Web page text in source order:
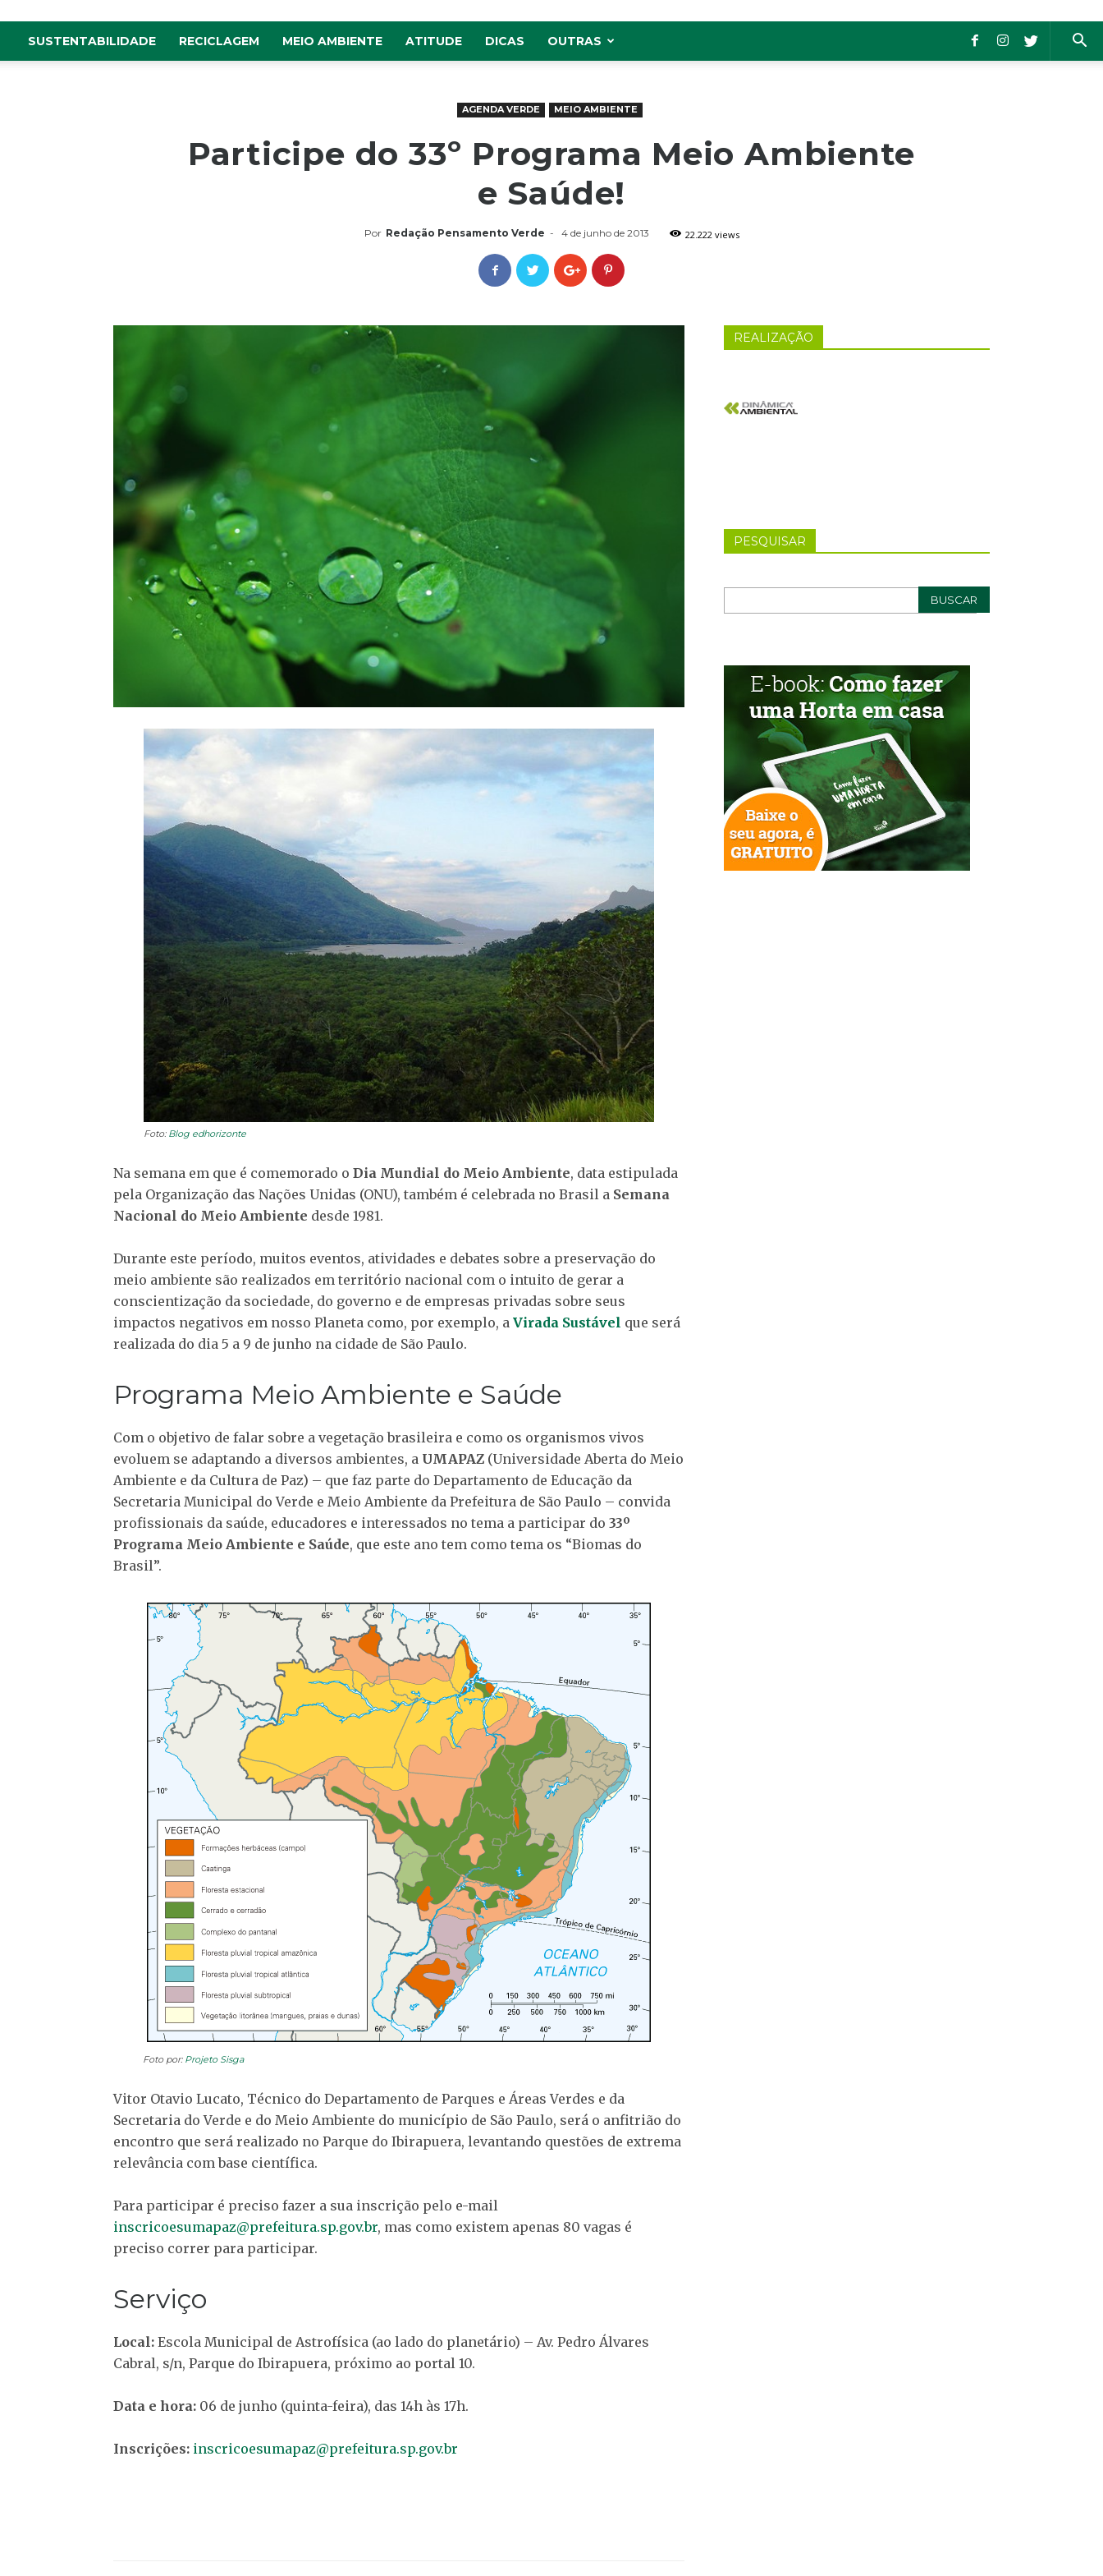
SUSTENTABILIDADE RECICLAGEM MEIO AMBIENTE ATITUDE DICAS OUTRAS
AGENDA VERDE MEIO AMBIENTE
Participe do 33º Programa Meio Ambiente
e Saúde!
Por Redação Pensamento Verde - 4 de junho de 2013 22.222 views
Foto: Blog edhorizonte
Na semana em que é comemorado o Dia Mundial do Meio Ambiente, data estipulada
pela Organização das Nações Unidas (ONU), também é celebrada no Brasil a Semana
Nacional do Meio Ambiente desde 1981.
Durante este período, muitos eventos, atividades e debates sobre a preservação do
meio ambiente são realizados em território nacional com o intuito de gerar a
conscientização da sociedade, do governo e de empresas privadas sobre seus
impactos negativos em nosso Planeta como, por exemplo, a Virada Sustável que será
realizada do dia 5 a 9 de junho na cidade de São Paulo.
Programa Meio Ambiente e Saúde
Com o objetivo de falar sobre a vegetação brasileira e como os organismos vivos
evoluem se adaptando a diversos ambientes, a UMAPAZ (Universidade Aberta do Meio
Ambiente e da Cultura de Paz) – que faz parte do Departamento de Educação da
Secretaria Municipal do Verde e Meio Ambiente da Prefeitura de São Paulo – convida
profissionais da saúde, educadores e interessados no tema a participar do 33º
Programa Meio Ambiente e Saúde, que este ano tem como tema os “Biomas do
Brasil”.
Foto por: Projeto Sisga
Vitor Otavio Lucato, Técnico do Departamento de Parques e Áreas Verdes e da
Secretaria do Verde e do Meio Ambiente do município de São Paulo, será o anfitrião do
encontro que será realizado no Parque do Ibirapuera, levantando questões de extrema
relevância com base científica.
Para participar é preciso fazer a sua inscrição pelo e-mail
inscricoesumapaz@prefeitura.sp.gov.br, mas como existem apenas 80 vagas é
preciso correr para participar.
Serviço
Local: Escola Municipal de Astrofísica (ao lado do planetário) – Av. Pedro Álvares
Cabral, s/n, Parque do Ibirapuera, próximo ao portal 10.
Data e hora: 06 de junho (quinta-feira), das 14h às 17h.
Inscrições: inscricoesumapaz@prefeitura.sp.gov.br
REALIZAÇÃO
PESQUISAR